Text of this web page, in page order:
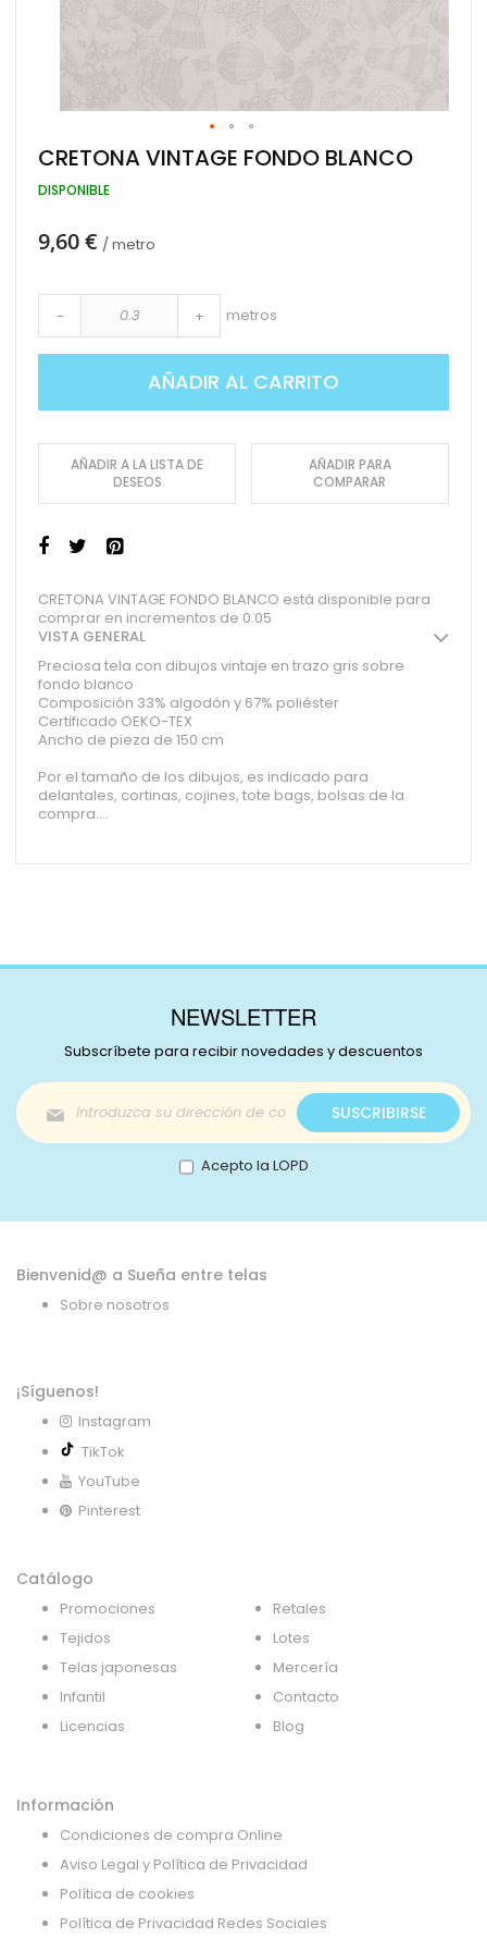
Saltar
al
comienzo
galería
CRETONA VINTAGE FONDO BLANCO
DISPONIBLE
9,60 € / metro
- + metros
AÑADIR AL CARRITO
AÑADIR A LA LISTA DE
DESEOS
AÑADIR PARA
COMPARAR
CRETONA VINTAGE FONDO BLANCO está disponible para
comprar en incrementos de 0.05
VISTA GENERAL
Preciosa tela con dibujos vintaje en trazo gris sobre
fondo blanco
Composición 33% algodón y 67% poliéster
Certificado OEKO-TEX
Ancho de pieza de 150 cm
Por el tamaño de los dibujos, es indicado para
delantales, cortinas, cojines, tote bags, bolsas de la
compra....
NEWSLETTER
Subscríbete para recibir novedades y descuentos
Inscríbase
a
nuestro
boletín
de
SUSCRIBIRSE
Acepto la LOPD
Bienvenid@ a Sueña entre telas
Sobre nosotros
¡Síguenos!
Instagram
TikTok
YouTube
Pinterest
Catálogo
Promociones
Tejidos
Telas japonesas
Infantil
Licencias
Retales
Lotes
Mercería
Contacto
Blog
Información
Condiciones de compra Online
Aviso Legal y Política de Privacidad
Política de cookies
Política de Privacidad Redes Sociales